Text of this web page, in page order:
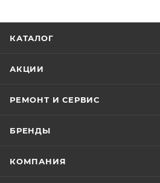
КАТАЛОГ
АКЦИИ
РЕМОНТ И СЕРВИС
БРЕНДЫ
КОМПАНИЯ